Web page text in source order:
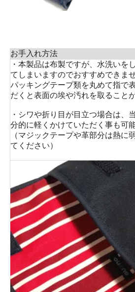
お手入れ方法
・本製品は布製ですが、水洗いを
てしまいますのでおすすめできませ
パッキングテープ類を丸めて指で
だくと表面の埃や汚れを取ること
・シワや折り目が目立つ場合は、
分的に軽くかけていただく事も可能
（マジックテープや革部分は熱に
てください）